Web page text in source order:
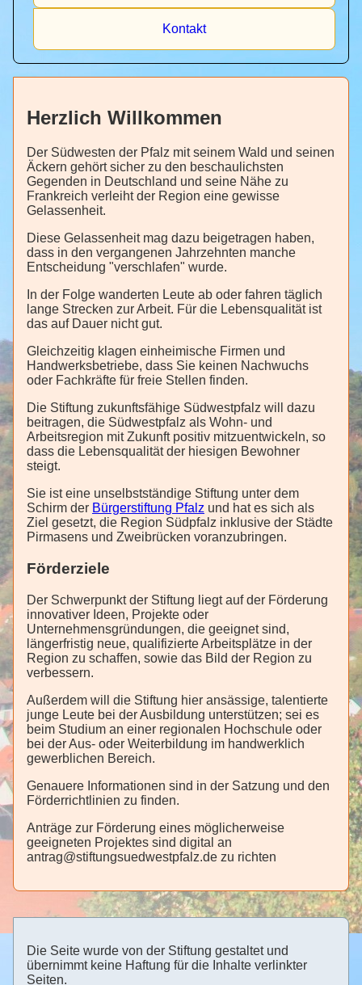
Kontakt
Herzlich Willkommen
Der Südwesten der Pfalz mit seinem Wald und seinen
Äckern gehört sicher zu den beschaulichsten
Gegenden in Deutschland und seine Nähe zu
Frankreich verleiht der Region eine gewisse
Gelassenheit.
Diese Gelassenheit mag dazu beigetragen haben,
dass in den vergangenen Jahrzehnten manche
Entscheidung "verschlafen" wurde.
In der Folge wanderten Leute ab oder fahren täglich
lange Strecken zur Arbeit. Für die Lebensqualität ist
das auf Dauer nicht gut.
Gleichzeitig klagen einheimische Firmen und
Handwerksbetriebe, dass Sie keinen Nachwuchs
oder Fachkräfte für freie Stellen finden.
Die Stiftung zukunftsfähige Südwestpfalz will dazu
beitragen, die Südwestpfalz als Wohn- und
Arbeitsregion mit Zukunft positiv mitzuentwickeln, so
dass die Lebensqualität der hiesigen Bewohner
steigt.
Sie ist eine unselbstständige Stiftung unter dem
Schirm der Bürgerstiftung Pfalz und hat es sich als
Ziel gesetzt, die Region Südpfalz inklusive der Städte
Pirmasens und Zweibrücken voranzubringen.
Förderziele
Der Schwerpunkt der Stiftung liegt auf der Förderung
innovativer Ideen, Projekte oder
Unternehmensgründungen, die geeignet sind,
längerfristig neue, qualifizierte Arbeitsplätze in der
Region zu schaffen, sowie das Bild der Region zu
verbessern.
Außerdem will die Stiftung hier ansässige, talentierte
junge Leute bei der Ausbildung unterstützen; sei es
beim Studium an einer regionalen Hochschule oder
bei der Aus- oder Weiterbildung im handwerklich
gewerblichen Bereich.
Genauere Informationen sind in der Satzung und den
Förderrichtlinien zu finden.
Anträge zur Förderung eines möglicherweise
geeigneten Projektes sind digital an
antrag@stiftungsuedwestpfalz.de zu richten
Die Seite wurde von der Stiftung gestaltet und
übernimmt keine Haftung für die Inhalte verlinkter
Seiten.